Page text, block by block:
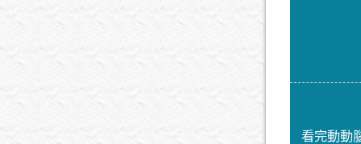
看完動動